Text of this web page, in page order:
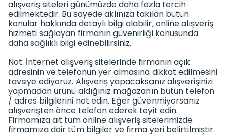
alışveriş siteleri günümüzde daha fazla tercih
edilmektedir. Bu sayede aklınıza takılan bütün
konular hakkında detaylı bilgi alabilir, online alışveriş
hizmeti sağlayan firmanın güvenirliği konusunda
daha sağlıklı bilgi edinebilirsiniz.
Not: İnternet alışveriş sitelerinde firmanın açık
adresinin ve telefonun yer almasına dikkat edilmesini
tavsiye ediyoruz. Alışveriş yapacaksanız alışverişinizi
yapmadan ürünü aldığınız mağazanın bütün telefon
/ adres bilgilerini not edin. Eğer güvenmiyorsanız
alışverişten önce telefon ederek teyit edin.
Firmamıza ait tüm online alışveriş sitelerimizde
firmamıza dair tüm bilgiler ve firma yeri belirtilmiştir.